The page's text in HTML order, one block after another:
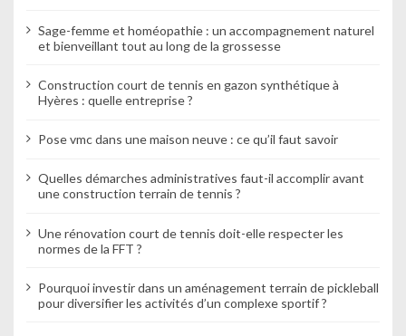
Sage-femme et homéopathie : un accompagnement naturel
et bienveillant tout au long de la grossesse
Construction court de tennis en gazon synthétique à
Hyères : quelle entreprise ?
Pose vmc dans une maison neuve : ce qu’il faut savoir
Quelles démarches administratives faut-il accomplir avant
une construction terrain de tennis ?
Une rénovation court de tennis doit-elle respecter les
normes de la FFT ?
Pourquoi investir dans un aménagement terrain de pickleball
pour diversifier les activités d’un complexe sportif ?